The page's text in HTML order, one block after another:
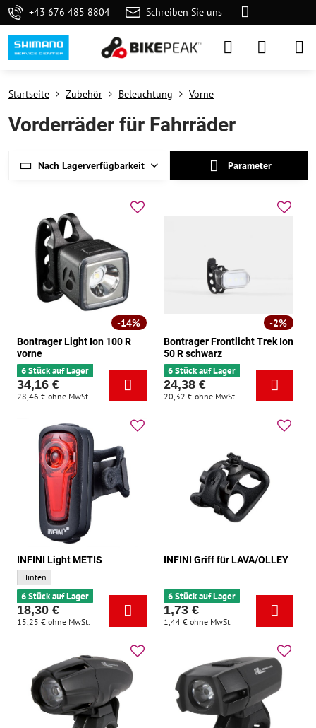
+43 676 485 8804 Schreiben Sie uns
Startseite Zubehör Beleuchtung Vorne
Vorderräder für Fahrräder
Nach Lagerverfügbarkeit Parameter
14%
Bontrager Light Ion 100 R
vorne
6 Stück auf Lager
34,16 €
28,46 € ohne MwSt.
2%
Bontrager Frontlicht Trek Ion
50 R schwarz
6 Stück auf Lager
24,38 €
20,32 € ohne MwSt.
INFINI Light METIS
INFINI Light METIS - Standort:
Hinten
6 Stück auf Lager
18,30 €
15,25 € ohne MwSt.
INFINI Griff für LAVA/OLLEY
6 Stück auf Lager
1,73 €
1,44 € ohne MwSt.